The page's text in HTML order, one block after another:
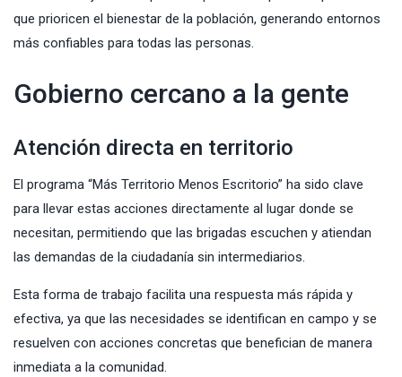
que prioricen el bienestar de la población, generando entornos
más confiables para todas las personas.
Gobierno cercano a la gente
Atención directa en territorio
El programa “Más Territorio Menos Escritorio” ha sido clave
para llevar estas acciones directamente al lugar donde se
necesitan, permitiendo que las brigadas escuchen y atiendan
las demandas de la ciudadanía sin intermediarios.
Esta forma de trabajo facilita una respuesta más rápida y
efectiva, ya que las necesidades se identifican en campo y se
resuelven con acciones concretas que benefician de manera
inmediata a la comunidad.